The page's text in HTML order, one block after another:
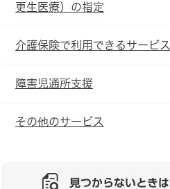
更生医療）の指定
介護保険で利用できるサービス
障害児通所支援
その他のサービス
見つからないときは